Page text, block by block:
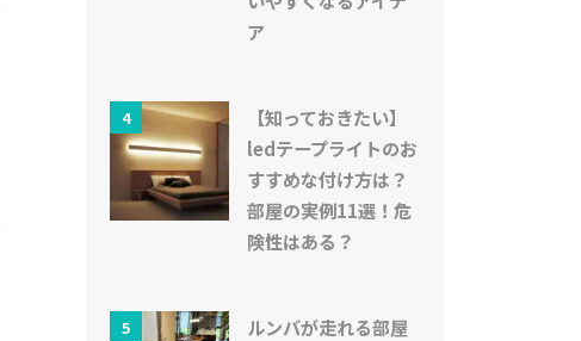
ア
4
【知っておきたい】
ledテープライトのお
すすめな付け方は？
部屋の実例11選！危
険性はある？
5
ルンバが走れる部屋